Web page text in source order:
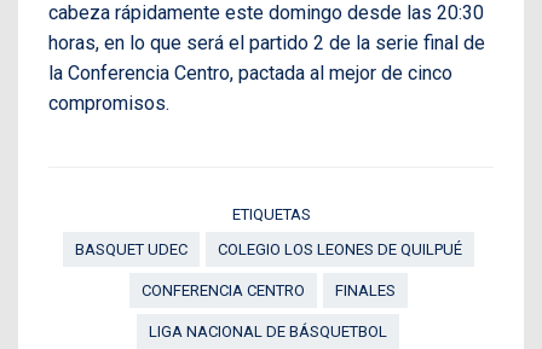
cabeza rápidamente este domingo desde las 20:30
horas, en lo que será el partido 2 de la serie final de
la Conferencia Centro, pactada al mejor de cinco
compromisos.
ETIQUETAS
BASQUET UDEC
COLEGIO LOS LEONES DE QUILPUÉ
CONFERENCIA CENTRO FINALES
LIGA NACIONAL DE BÁSQUETBOL